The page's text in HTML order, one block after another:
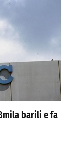
barili e fa